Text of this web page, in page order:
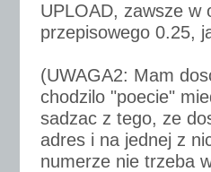
UPLOAD, zawsze w
przepisowego 0.25,
(UWAGA2: Mam
chodzilo "poecie"
sadzac z tego, ze
adres i na jednej z
numerze nie trzeba